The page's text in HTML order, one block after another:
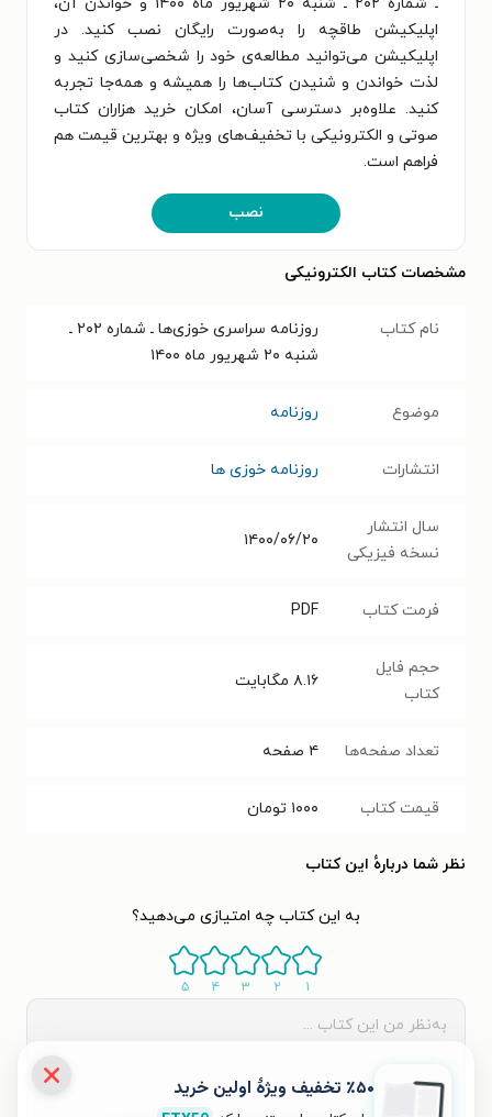
اپلیکیشن طاقچه را به‌صورت رایگان نصب کنید. در
اپلیکیشن می‌توانید مطالعه‌ی خود را شخصی‌سازی کنید و
لذت خواندن و شنیدن کتاب‌ها را همیشه و همه‌جا تجربه
کنید. علاوه‌بر دسترسی آسان، امکان خرید هزاران کتاب
صوتی و الکترونیکی با تخفیف‌های ویژه و بهترین قیمت هم
فراهم است.
نصب
مشخصات کتاب الکترونیکی
نام کتاب
روزنامه سراسری خوزی‌ها ـ شماره ۲۰۲ ـ
شنبه ۲۰ شهریور ماه ۱۴۰۰
موضوع روزنامه
انتشارات روزنامه خوزی ها
سال انتشار
نسخه فیزیکی
۱۴۰۰/۰۶/۲۰
فرمت کتاب PDF
حجم فایل
کتاب
۸.۱۶ مگابایت
تعداد صفحه‌ها ۴ صفحه
قیمت کتاب ۱۰۰۰ تومان
نظر شما دربارهٔ این کتاب
به این کتاب چه امتیازی می‌دهید؟
۱ ۲ ۳ ۴ ۵
٪۵۰ تخفیف ویژۀ اولین خرید